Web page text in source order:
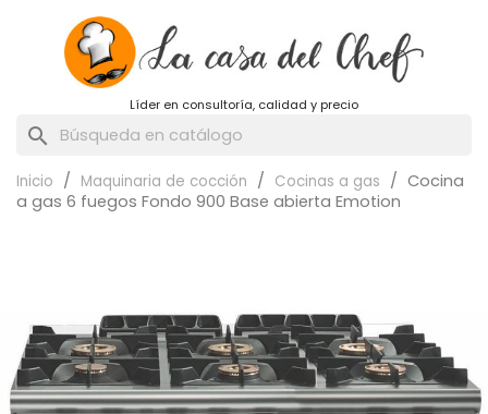
Líder en consultoría, calidad y precio
search
Inicio Maquinaria de cocción Cocinas a gas
Cocina
a gas 6 fuegos Fondo 900 Base abierta Emotion